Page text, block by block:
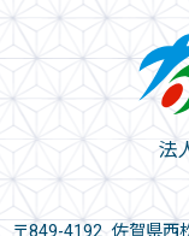
法
〒849-4192 佐賀県西